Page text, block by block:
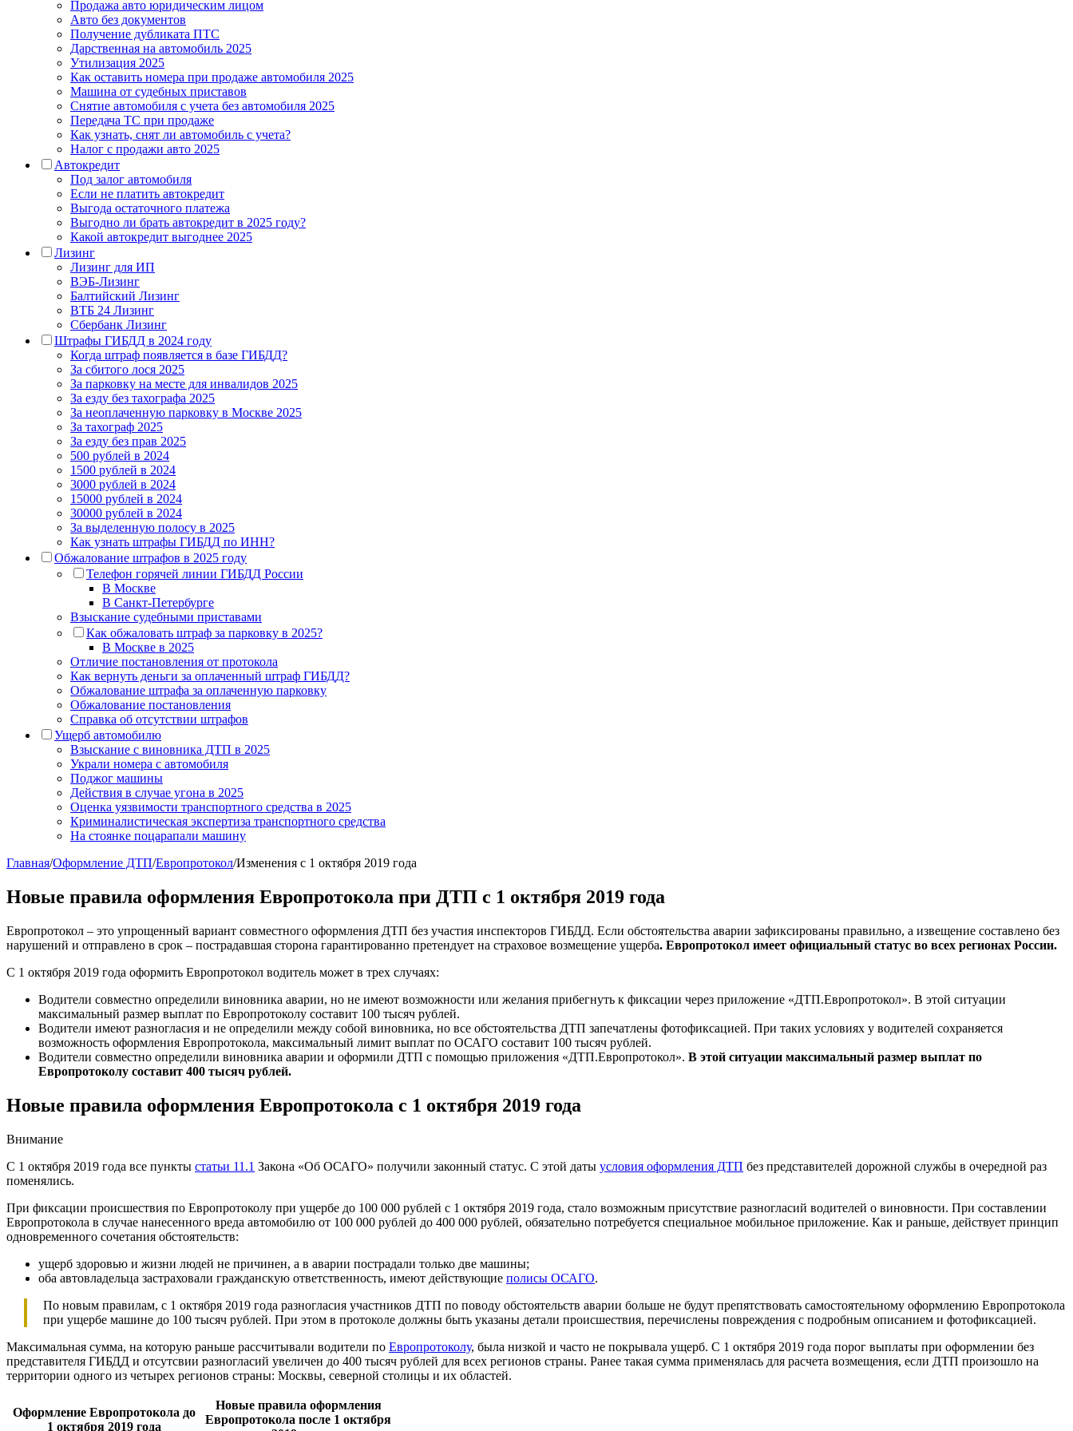
Продажа авто юридическим лицом
Авто без документов
Получение дубликата ПТС
Дарственная на автомобиль 2025
Утилизация 2025
Как оставить номера при продаже автомобиля 2025
Машина от судебных приставов
Снятие автомобиля с учета без автомобиля 2025
Передача ТС при продаже
Как узнать, снят ли автомобиль с учета?
Налог с продажи авто 2025
Автокредит
Под залог автомобиля
Если не платить автокредит
Выгода остаточного платежа
Выгодно ли брать автокредит в 2025 году?
Какой автокредит выгоднее 2025
Лизинг
Лизинг для ИП
ВЭБ-Лизинг
Балтийский Лизинг
ВТБ 24 Лизинг
Сбербанк Лизинг
Штрафы ГИБДД в 2024 году
Когда штраф появляется в базе ГИБДД?
За сбитого лося 2025
За парковку на месте для инвалидов 2025
За езду без тахографа 2025
За неоплаченную парковку в Москве 2025
За тахограф 2025
За езду без прав 2025
500 рублей в 2024
1500 рублей в 2024
3000 рублей в 2024
15000 рублей в 2024
30000 рублей в 2024
За выделенную полосу в 2025
Как узнать штрафы ГИБДД по ИНН?
Обжалование штрафов в 2025 году
Телефон горячей линии ГИБДД России
В Москве
В Санкт-Петербурге
Взыскание судебными приставами
Как обжаловать штраф за парковку в 2025?
В Москве в 2025
Отличие постановления от протокола
Как вернуть деньги за оплаченный штраф ГИБДД?
Обжалование штрафа за оплаченную парковку
Обжалование постановления
Справка об отсутствии штрафов
Ущерб автомобилю
Взыскание с виновника ДТП в 2025
Украли номера с автомобиля
Поджог машины
Действия в случае угона в 2025
Оценка уязвимости транспортного средства в 2025
Криминалистическая экспертиза транспортного средства
На стоянке поцарапали машину
Главная/Оформление ДТП/Европротокол/Изменения с 1 октября 2019 года
Новые правила оформления Европротокола при ДТП с 1 октября 2019 года
Европротокол – это упрощенный вариант совместного оформления ДТП без участия инспекторов ГИБДД. Если обстоятельства аварии зафиксированы правильно, а извещение составлено без
нарушений и отправлено в срок – пострадавшая сторона гарантированно претендует на страховое возмещение ущерба. Европротокол имеет официальный статус во всех регионах России.
С 1 октября 2019 года оформить Европротокол водитель может в трех случаях:
Водители совместно определили виновника аварии, но не имеют возможности или желания прибегнуть к фиксации через приложение «ДТП.Европротокол». В этой ситуации
максимальный размер выплат по Европротоколу составит 100 тысяч рублей.
Водители имеют разногласия и не определили между собой виновника, но все обстоятельства ДТП запечатлены фотофиксацией. При таких условиях у водителей сохраняется
возможность оформления Европротокола, максимальный лимит выплат по ОСАГО составит 100 тысяч рублей.
Водители совместно определили виновника аварии и оформили ДТП с помощью приложения «ДТП.Европротокол». В этой ситуации максимальный размер выплат по
Европротоколу составит 400 тысяч рублей.
Новые правила оформления Европротокола с 1 октября 2019 года
Внимание
С 1 октября 2019 года все пункты статьи 11.1 Закона «Об ОСАГО» получили законный статус. С этой даты условия оформления ДТП без представителей дорожной службы в очередной раз
поменялись.
При фиксации происшествия по Европротоколу при ущербе до 100 000 рублей с 1 октября 2019 года, стало возможным присутствие разногласий водителей о виновности. При составлении
Европротокола в случае нанесенного вреда автомобилю от 100 000 рублей до 400 000 рублей, обязательно потребуется специальное мобильное приложение. Как и раньше, действует принцип
одновременного сочетания обстоятельств:
ущерб здоровью и жизни людей не причинен, а в аварии пострадали только две машины;
оба автовладельца застраховали гражданскую ответственность, имеют действующие полисы ОСАГО.
По новым правилам, с 1 октября 2019 года разногласия участников ДТП по поводу обстоятельств аварии больше не будут препятствовать самостоятельному оформлению Европротокола
при ущербе машине до 100 тысяч рублей. При этом в протоколе должны быть указаны детали происшествия, перечислены повреждения с подробным описанием и фотофиксацией.
Максимальная сумма, на которую раньше рассчитывали водители по Европротоколу, была низкой и часто не покрывала ущерб. С 1 октября 2019 года порог выплаты при оформлении без
представителя ГИБДД и отсутсвии разногласий увеличен до 400 тысяч рублей для всех регионов страны. Ранее такая сумма применялась для расчета возмещения, если ДТП произошло на
территории одного из четырех регионов страны: Москвы, северной столицы и их областей.
Оформление Европротокола до
1 октября 2019 года
Новые правила оформления
Европротокола после 1 октября